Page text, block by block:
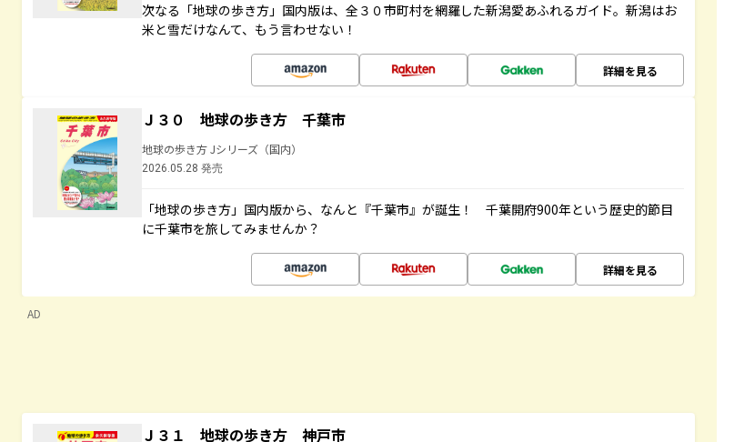
次なる「地球の歩き方」国内版は、全３０市町村を網羅した新潟愛あふれるガイド。新潟はお
米と雪だけなんて、もう言わせない！
詳細を見る
Ｊ３０ 地球の歩き方 千葉市
地球の歩き方 Jシリーズ（国内）
2026.05.28 発売
「地球の歩き方」国内版から、なんと『千葉市』が誕生！ 千葉開府900年という歴史的節目
に千葉市を旅してみませんか？
詳細を見る
AD
Ｊ３１ 地球の歩き方 神戸市